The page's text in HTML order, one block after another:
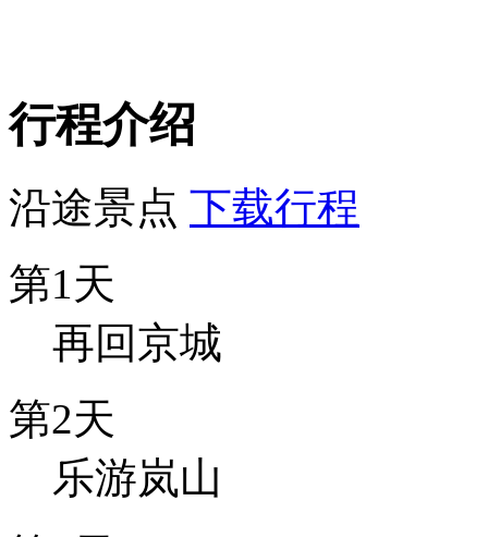
行程介绍
沿途景点 下载行程
第1天
再回京城
第2天
乐游岚山